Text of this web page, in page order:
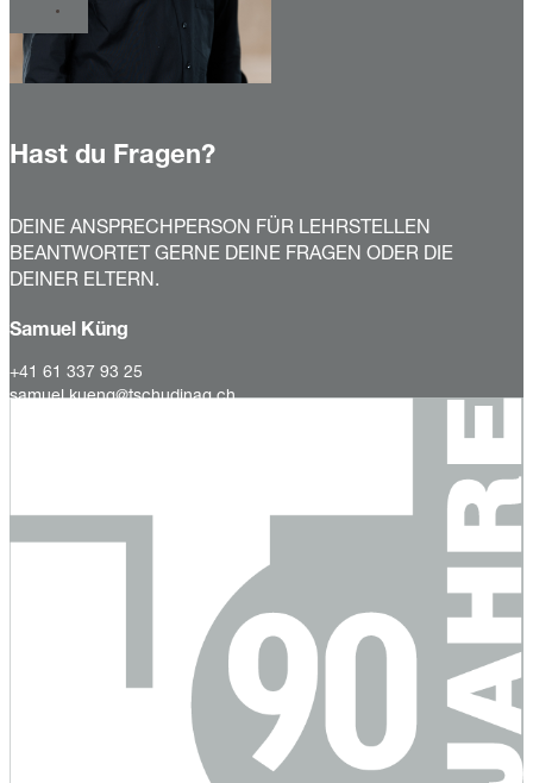
Hast du Fragen?
DEINE ANSPRECHPERSON FÜR LEHRSTELLEN
BEANTWORTET GERNE DEINE FRAGEN ODER DIE
DEINER ELTERN.
Samuel Küng
+41 61 337 93 25
samuel.kueng@tschudinag.ch